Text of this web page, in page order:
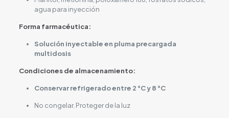
agua para inyección
Forma farmacéutica:
Solución inyectable en pluma precargada
multidosis
Condiciones de almacenamiento:
Conservar refrigerado entre 2 °C y 8 °C
No congelar. Proteger de la luz